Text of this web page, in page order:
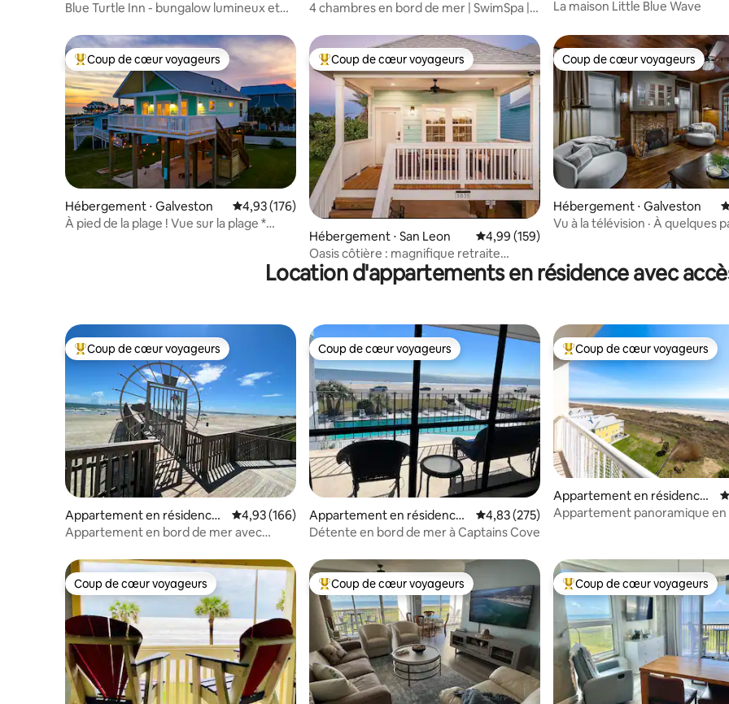
Blue Turtle Inn - bungalow lumineux et
h
4 chambres en bord de mer | SwimSpa |
La maison Little Blue Wave
Coups de cœur voyageurs les plus appréciés
Coup de cœur voyageurs
Hébergement ⋅ Galveston Évaluation moyenne sur la base de 176 commentaires : 4,93 sur 5
4,93 (176)
À pied de la plage ! Vue sur la plage *
Coups de cœur voyageurs les plus appréciés
Coup de cœur voyageurs
Hébergement ⋅ San Leon Évaluation moyenne sur la base de 159
4,99 (159)
Oasis côtière : magnifique retraite
moderne et paisible
Coup de cœur voyageurs
Coup de cœur voyageurs
Hébergement ⋅ Galveston
Vu à la télévision · À quelques
Location d'appartements en résidence avec
Coups de cœur voyageurs les plus appréciés
Coup de cœur voyageurs
Appartement en résidence ⋅
Galveston
Évaluation moyenne sur la base de 166 commentaires : 4,93 sur 5
4,93 (166)
Appartement en bord de mer avec
Coup de cœur voyageurs
Coup de cœur voyageurs
Appartement en résidence ⋅
Galveston
Évaluation moyenne sur la base de 275
4,83 (275)
Détente en bord de mer à Captains Cove
Coups de cœur voyageurs les
Coup de cœur voyageurs
Appartement en résidence ⋅
Galveston
Appartement panoramique en
Coup de cœur voyageurs
Coup de cœur voyageurs Coups de cœur voyageurs les plus appréciés
Coup de cœur voyageurs Coups de cœur voyageurs les
Coup de cœur voyageurs